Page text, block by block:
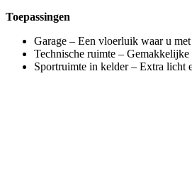
Toepassingen
Garage – Een vloerluik waar u
Technische ruimte –
Sportruimte in kelder – Extra licht